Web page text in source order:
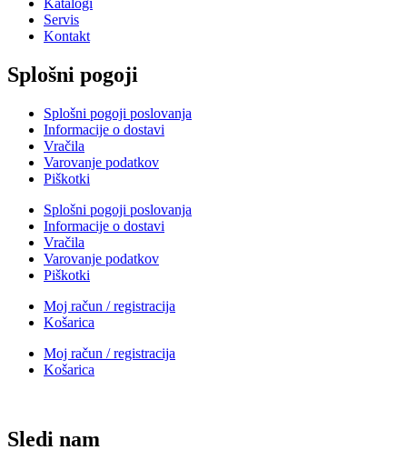
Servis
Kontakt
Splošni pogoji
Splošni pogoji poslovanja
Informacije o dostavi
Vračila
Varovanje podatkov
Piškotki
Splošni pogoji poslovanja
Informacije o dostavi
Vračila
Varovanje podatkov
Piškotki
Moj račun / registracija
Košarica
Moj račun / registracija
Košarica
Sledi nam